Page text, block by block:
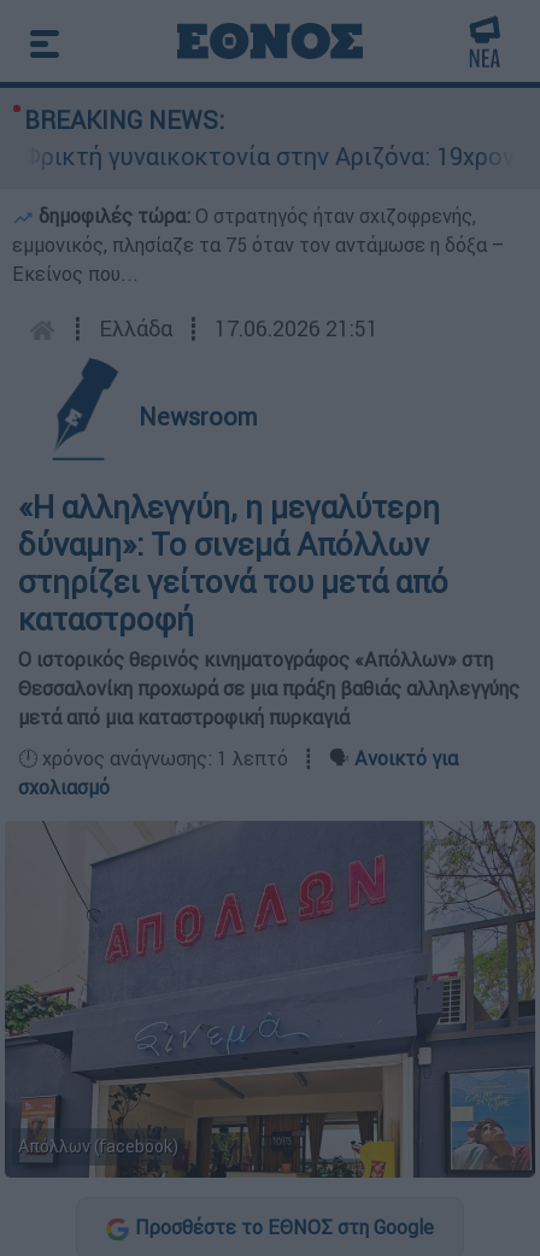
BREAKING NEWS:
γυναικοκτονία στην Αριζόνα: 19χρονη
δημοφιλές τώρα: O στρατηγός ήταν σχιζοφρενής,
εμμονικός, πλησίαζε τα 75 όταν τον αντάμωσε η δόξα –
Εκείνος που...
┋ Ελλάδα ┋ 17.06.2026 21:51
Newsroom
«Η αλληλεγγύη, η μεγαλύτερη
δύναμη»: Το σινεμά Απόλλων
στηρίζει γείτονά του μετά από
καταστροφή
Ο ιστορικός θερινός κινηματογράφος «Απόλλων» στη
Θεσσαλονίκη προχωρά σε μια πράξη βαθιάς αλληλεγγύης
μετά από μια καταστροφική πυρκαγιά
🕛 χρόνος ανάγνωσης: 1 λεπτό ┋ 🗣️ Ανοικτό για
σχολιασμό
Απόλλων (facebook)
Προσθέστε το ΕΘΝΟΣ στη Google